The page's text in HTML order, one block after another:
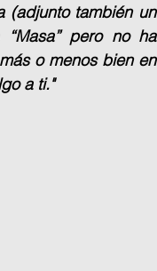
(adjunto también un
pero no ha
o menos bien en
a ti."